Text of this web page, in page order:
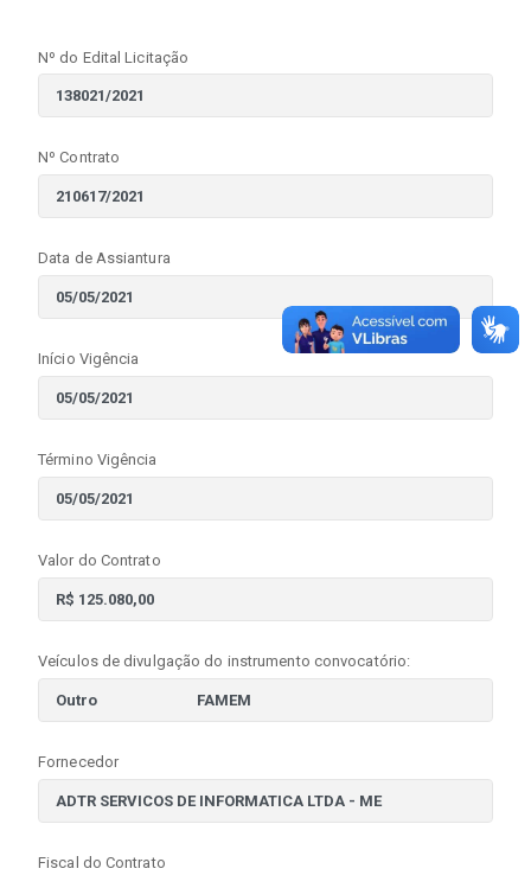
Nº do Edital Licitação
Nº Contrato
Data de Assiantura
Início Vigência
Término Vigência
Valor do Contrato
Veículos de divulgação do instrumento convocatório:
Fornecedor
Fiscal do Contrato